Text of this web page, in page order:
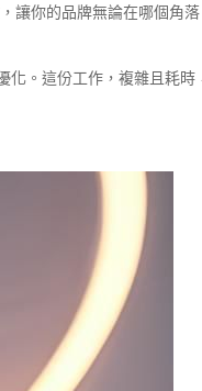
讓你的品牌無論在哪個角
化。這份工作，複雜且耗時